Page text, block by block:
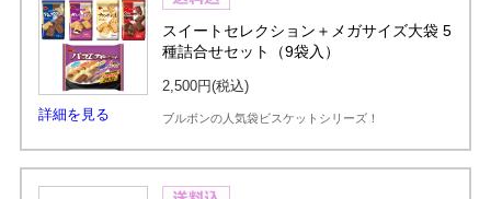
詳細を見る
スイートセレクション＋メガサイズ大袋 5
種詰合せセット（9袋入）
2,500円(税込)
ブルボンの人気袋ビスケットシリーズ！